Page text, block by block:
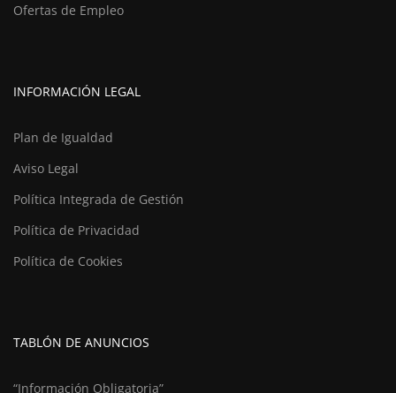
Ofertas de Empleo
INFORMACIÓN LEGAL
Plan de Igualdad
Aviso Legal
Política Integrada de Gestión
Política de Privacidad
Política de Cookies
TABLÓN DE ANUNCIOS
“Información Obligatoria”